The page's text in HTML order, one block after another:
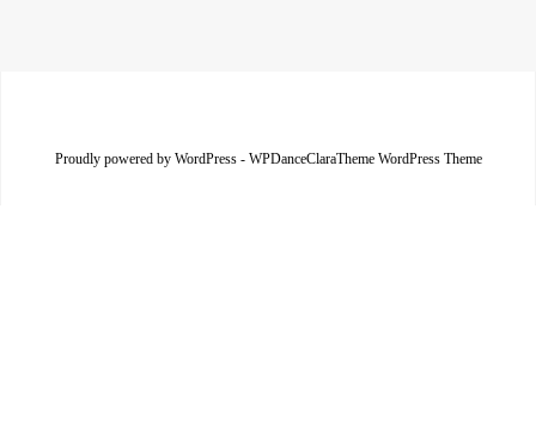
Proudly powered by WordPress- WPDanceClaraTheme WordPress Theme